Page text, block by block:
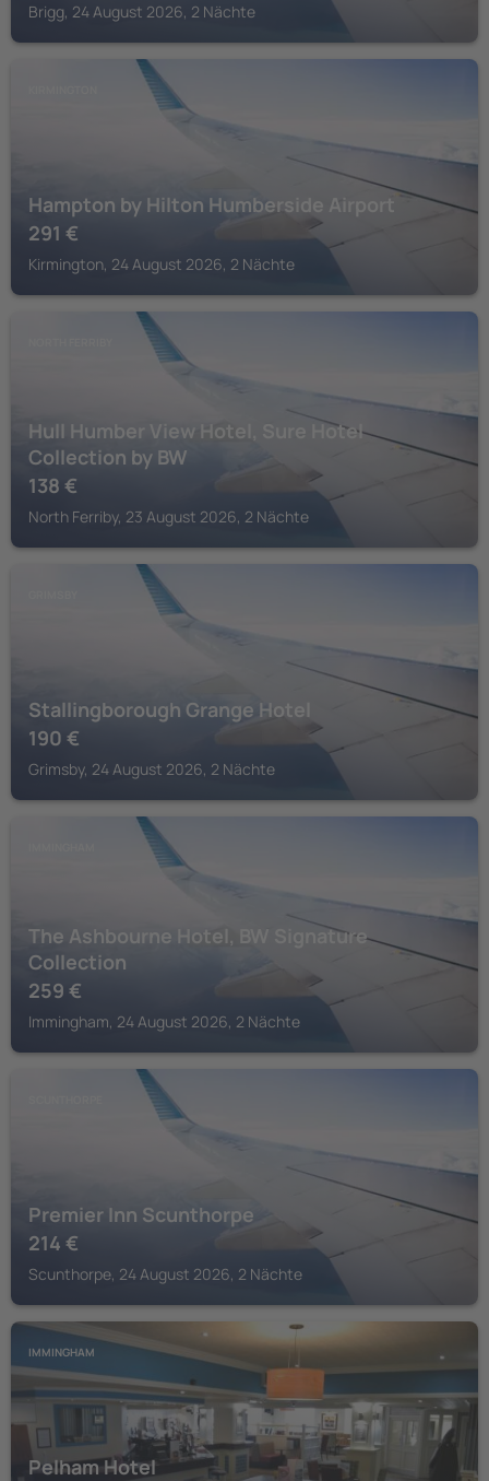
Brigg, 24 August 2026, 2 Nächte
Hampton by Hilton Humberside Airport
291 €
Kirmington, 24 August 2026, 2 Nächte
Hull Humber View Hotel, Sure Hotel
Collection by BW
138 €
North Ferriby, 23 August 2026, 2 Nächte
Stallingborough Grange Hotel
190 €
Grimsby, 24 August 2026, 2 Nächte
The Ashbourne Hotel, BW Signature
Collection
259 €
Immingham, 24 August 2026, 2 Nächte
Premier Inn Scunthorpe
214 €
Scunthorpe, 24 August 2026, 2 Nächte
IMMINGHAM
Pelham Hotel